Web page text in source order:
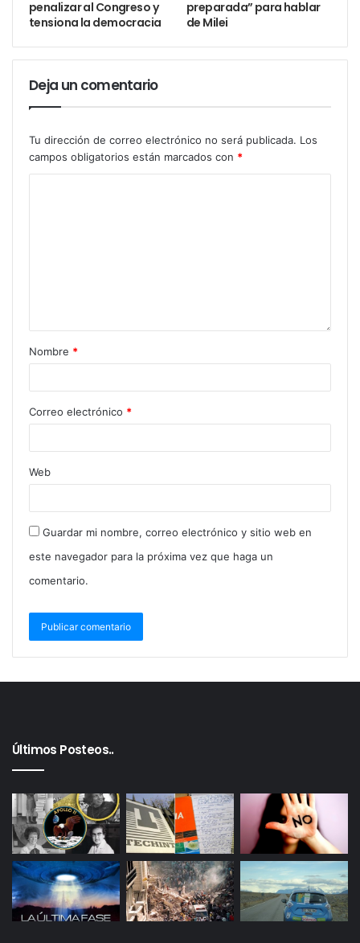
penalizar al Congreso y
tensiona la democracia
preparada” para hablar
de Milei
Deja un comentario
Tu dirección de correo electrónico no será publicada. Los
campos obligatorios están marcados con *
Nombre *
Correo electrónico *
Web
Guardar mi nombre, correo electrónico y sitio web en
este navegador para la próxima vez que haga un
comentario.
Últimos Posteos..